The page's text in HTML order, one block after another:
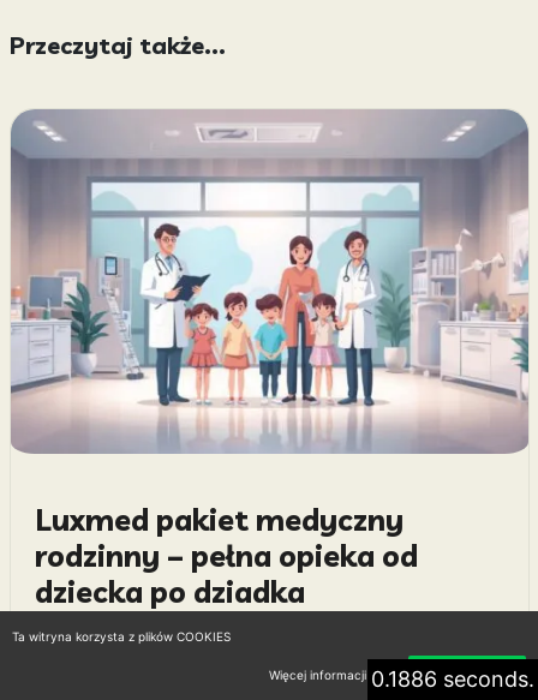
Przeczytaj także...
Luxmed pakiet medyczny
rodzinny – pełna opieka od
dziecka po dziadka
Zastanawiasz się, czy prywatna opieka medyczna
0.1886 seconds.
Ta witryna korzysta z plików COOKIES
Więcej informacji Akceptuję